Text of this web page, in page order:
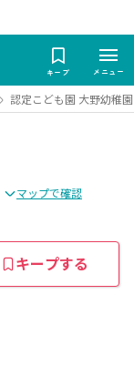
キープ メニュー
認定こども園 大野幼稚園
マップで確認
キープする